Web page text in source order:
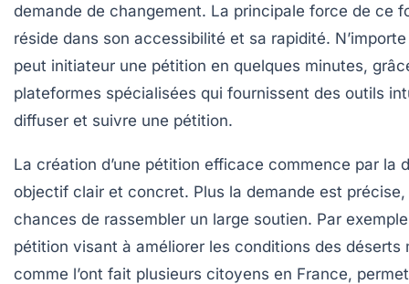
demande de changement. La principale force de ce
réside dans son accessibilité et sa rapidité.
peut initiateur une pétition en quelques minutes,
plateformes spécialisées qui fournissent des outils
diffuser et suivre une pétition.
La création d’une pétition efficace commence par la
objectif clair et concret. Plus la demande est précise,
chances de rassembler un large soutien. Par
pétition visant à améliorer les conditions des déserts
comme l’ont fait plusieurs citoyens en France,